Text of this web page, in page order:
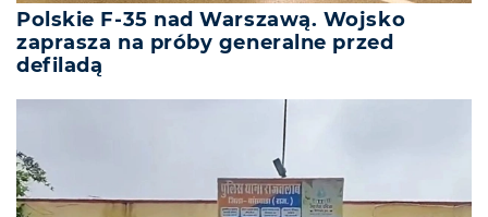
Polskie F-35 nad Warszawą. Wojsko
zaprasza na próby generalne przed
defiladą